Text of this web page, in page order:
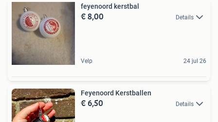
feyenoord kerstbal
€ 8,00 Details
Velp 24 jul 26
Feyenoord Kerstballen
€ 6,50 Details